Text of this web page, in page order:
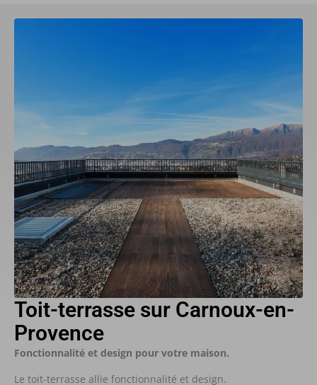
Toit-terrasse sur Carnoux-en-
Provence
Fonctionnalité et design pour votre maison.
Le toit-terrasse allie fonctionnalité et design.